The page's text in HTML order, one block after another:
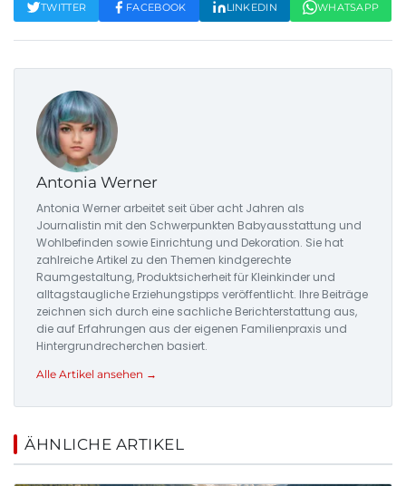
TWITTER FACEBOOK LINKEDIN WHATSAPP
Antonia Werner
Antonia Werner arbeitet seit über acht Jahren als
Journalistin mit den Schwerpunkten Babyausstattung und
Wohlbefinden sowie Einrichtung und Dekoration. Sie hat
zahlreiche Artikel zu den Themen kindgerechte
Raumgestaltung, Produktsicherheit für Kleinkinder und
alltagstaugliche Erziehungstipps veröffentlicht. Ihre Beiträge
zeichnen sich durch eine sachliche Berichterstattung aus,
die auf Erfahrungen aus der eigenen Familienpraxis und
Hintergrundrecherchen basiert.
Alle Artikel ansehen →
ÄHNLICHE ARTIKEL